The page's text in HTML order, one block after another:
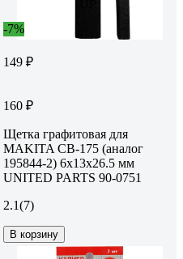
-7%
149 ₽
160 ₽
Щетка графитовая для
MAKITA СВ-175 (аналог
195844-2) 6x13x26.5 мм
UNITED PARTS 90-0751
2.1(7)
В корзину